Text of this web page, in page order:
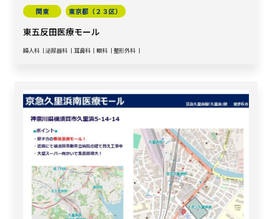
関東 東京都（２３区）
東五反田医療モール
婦人科 泌尿器科 耳鼻科 眼科 整形外科